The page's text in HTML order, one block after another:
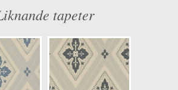
Hög
0,53
696-01
Bottenkulör: S1502-Y50R
tapeter